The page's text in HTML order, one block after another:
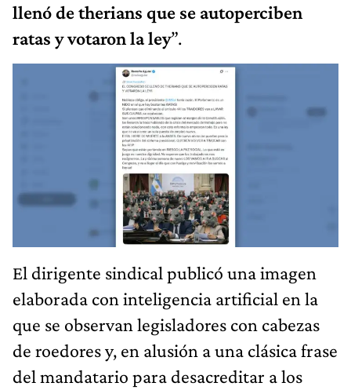
llenó de therians que se autoperciben
ratas y votaron la ley”.
El dirigente sindical publicó una imagen
elaborada con inteligencia artificial en la
que se observan legisladores con cabezas
de roedores y, en alusión a una clásica frase
del mandatario para desacreditar a los